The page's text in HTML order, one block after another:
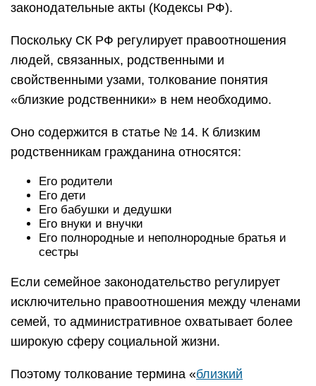
законодательные акты (Кодексы РФ).
Поскольку СК РФ регулирует правоотношения
людей, связанных, родственными и
свойственными узами, толкование понятия
«близкие родственники» в нем необходимо.
Оно содержится в статье № 14. К близким
родственникам гражданина относятся:
Его родители
Его дети
Его бабушки и дедушки
Его внуки и внучки
Его полнородные и неполнородные братья и
сестры
Если семейное законодательство регулирует
исключительно правоотношения между членами
семей, то административное охватывает более
широкую сферу социальной жизни.
Поэтому толкование термина «близкий